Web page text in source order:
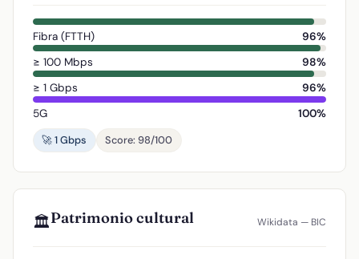
Fibra (FTTH)
96%
≥ 100 Mbps
98%
≥ 1 Gbps
96%
5G
100%
🚀 1 Gbps
Score: 98/100
🏛️Patrimonio cultural Wikidata — BIC